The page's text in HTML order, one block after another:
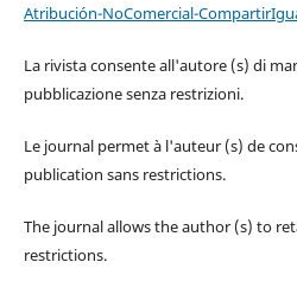
Atribución-NoComercial-
La rivista consente all'autore (s) di
pubblicazione senza restrizioni.
Le journal permet à l'auteur (s) de
publication sans restrictions.
The journal allows the author (s) to
restrictions.